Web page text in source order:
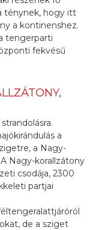
ténynek, hogy itt
a kontinenshez.
tengerparti
fekvésű
a
a Nagy-
Nagy-korallzátony
csodája, 2300
partjai
de a sziget